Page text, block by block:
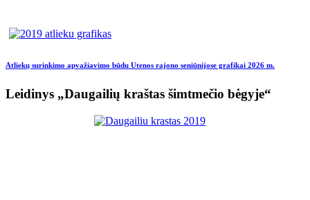
Atliekų surinkimo apvažiavimo būdu Utenos rajono seniūnijose grafikai 2026 m.
Leidinys „Daugailių kraštas šimtmečio bėgyje“